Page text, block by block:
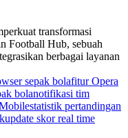
transformasi
Football Hub, sebuah
berbagai layanan
sepak bolafitur Opera
bolanotifikasi tim
statistik pertandingan
update skor real time